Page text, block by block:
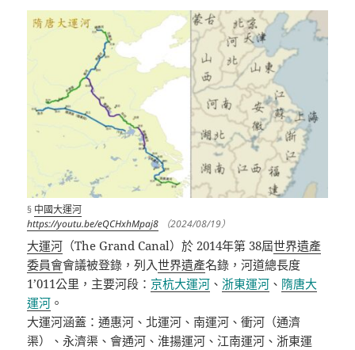
§ 中國大運河
https://youtu.be/eQCHxhMpaj8 （2024/08/19）
大運河 （The Grand Canal）於 2014年第 38屆世界遺產
委員會會議被登錄，列入世界遺產名錄，河道總長度
1’011公里，主要河段： 京杭大運河 、浙東運河 、 隋唐大
運河 。
大運河涵蓋：通惠河、北運河、南運河、衝河（通濟
渠）、永濟渠、會通河、淮揚運河、江南運河、浙東運